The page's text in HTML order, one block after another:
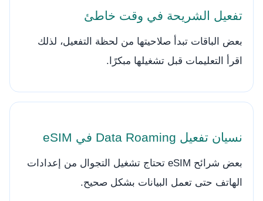
تفعيل الشريحة في وقت خاطئ
بعض الباقات تبدأ صلاحيتها من لحظة التفعيل، لذلك
اقرأ التعليمات قبل تشغيلها مبكرًا.
نسيان تفعيل Data Roaming في eSIM
بعض شرائح eSIM تحتاج تشغيل التجوال من إعدادات
الهاتف حتى تعمل البيانات بشكل صحيح.